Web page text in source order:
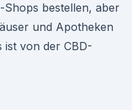
Shops bestellen, aber
und Apotheken
ist von der CBD-